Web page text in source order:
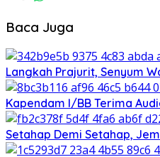
Baca Juga
‎Langkah Prajurit, Senyum
Kapendam I/BB Terima
Setahap Demi Setahap,